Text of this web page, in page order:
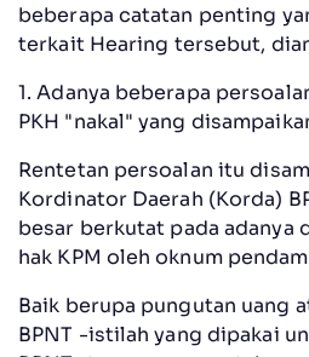
beberapa catatan penting
terkait Hearing tersebut,
1. Adanya beberapa
PKH "nakal" yang
Rentetan persoalan itu
Kordinator Daerah (Korda)
besar berkutat pada adanya
hak KPM oleh oknum
Baik berupa pungutan uang
BPNT -istilah yang dipakai